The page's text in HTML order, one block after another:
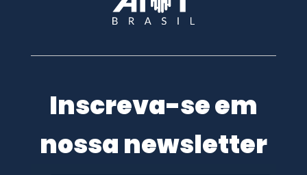
Inscreva-se em
nossa newsletter